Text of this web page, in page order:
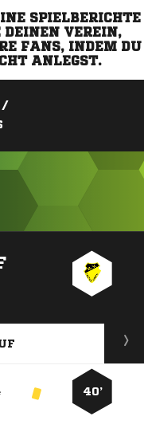
SPIELBERICHTE
DEINEN VEREIN,
FANS, INDEM DU
ANLEGST.
/
40’